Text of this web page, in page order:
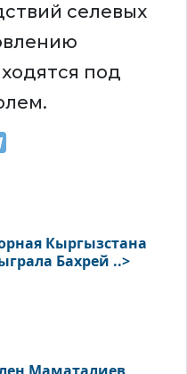
селевых
под
Кыргызстана
Бахрей ..>